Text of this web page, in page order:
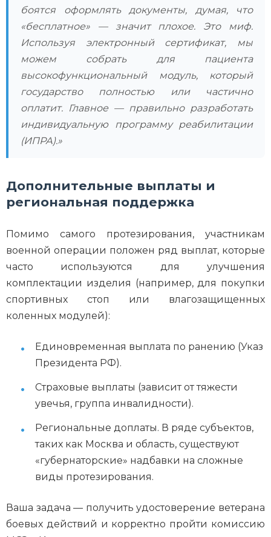
боятся оформлять документы, думая, что
«бесплатное» — значит плохое. Это миф.
Используя электронный сертификат, мы
можем собрать для пациента
высокофункциональный модуль, который
государство полностью или частично
оплатит. Главное — правильно разработать
индивидуальную программу реабилитации
(ИПРА).»
Дополнительные выплаты и
региональная поддержка
Помимо самого протезирования, участникам
военной операции положен ряд выплат, которые
часто используются для улучшения
комплектации изделия (например, для покупки
спортивных стоп или влагозащищенных
коленных модулей):
Единовременная выплата по ранению (Указ
Президента РФ).
Страховые выплаты (зависит от тяжести
увечья, группа инвалидности).
Региональные доплаты. В ряде субъектов,
таких как Москва и область, существуют
«губернаторские» надбавки на сложные
виды протезирования.
Ваша задача — получить удостоверение ветерана
боевых действий и корректно пройти комиссию